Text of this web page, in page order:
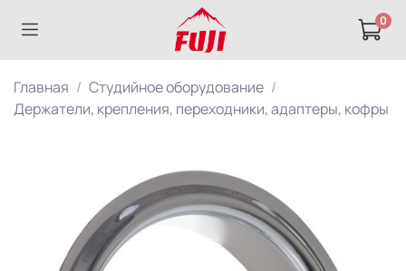
0
Главная
Студийное оборудование
Держатели, крепления, переходники, адаптеры, кофры